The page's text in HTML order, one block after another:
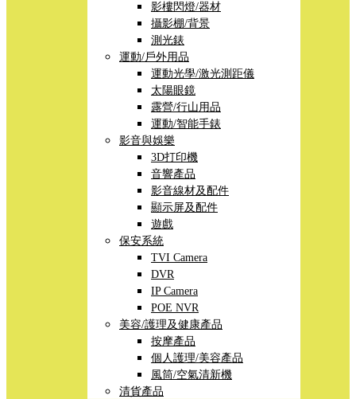
影樓閃燈/器材
攝影棚/背景
測光錶
運動/戶外用品
運動光學/激光測距儀
太陽眼鏡
露營/行山用品
運動/智能手錶
影音與娛樂
3D打印機
音響產品
影音線材及配件
顯示屏及配件
遊戲
保安系統
TVI Camera
DVR
IP Camera
POE NVR
美容/護理及健康產品
按摩產品
個人護理/美容產品
風筒/空氣清新機
清貨產品